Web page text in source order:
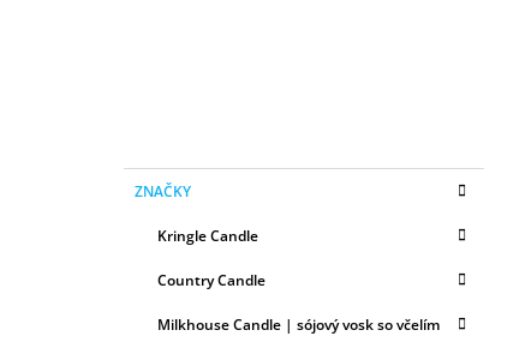
kategórie
K
AZNAČKY
Kringle Candle
Country Candle
Milkhouse Candle | sójový vosk so včelím